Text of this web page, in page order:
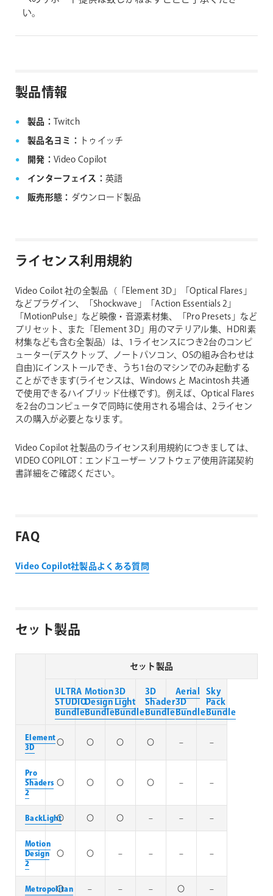
い。
製品情報
製品： Twitch
製品名ヨミ： トゥイッチ
開発： Video Copilot
インターフェイス： 英語
販売形態： ダウンロード製品
ライセンス利用規約
Video Coilot 社の全製品（「Element 3D」「Optical Flares」
などプラグイン、「Shockwave」「Action Essentials 2」
「MotionPulse」など映像・音源素材集、「Pro Presets」など
プリセット、また「Element 3D」用のマテリアル集、HDRI素
材集なども含む全製品）は、1ライセンスにつき2台のコンピ
ューター(デスクトップ、ノートパソコン、OSの組み合わせは
自由)にインストールでき、うち1台のマシンでのみ起動する
ことができます(ライセンスは、Windows と Macintosh 共通
で使用できるハイブリッド仕様です)。例えば、Optical Flares
を2台のコンピュータで同時に使用される場合は、2ライセン
スの購入が必要となります。
Video Copilot 社製品のライセンス利用規約につきましては、
VIDEO COPILOT：エンドユーザー ソフトウェア使用許諾契約
書詳細をご確認ください。
FAQ
Video Copilot社製品よくある質問
セット製品
セット製品
ULTRA
STUDIO
Bundle
Motion
Design
Bundle
3D
Light
Bundle
3D
Shader
Bundle
Aerial
3D
Bundle
Sky
Pack
Bundle
Element
3D
〇 〇 〇 〇 – –
Pro
Shaders
2
〇 〇 〇 〇 – –
BackLight〇 〇 〇 – – –
Motion
Design
2
〇 〇 – – – –
Metropolitan
〇 – – – 〇 –